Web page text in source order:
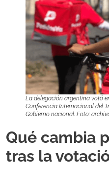
La delegación argentina votó
Conferencia Internacional del
Gobierno nacional. Foto:
Qué cambia
tras la